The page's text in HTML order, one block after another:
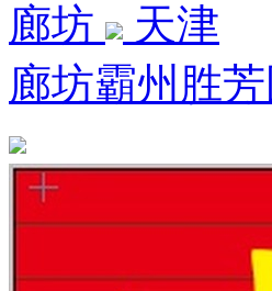
廊坊
天津
廊坊霸州胜